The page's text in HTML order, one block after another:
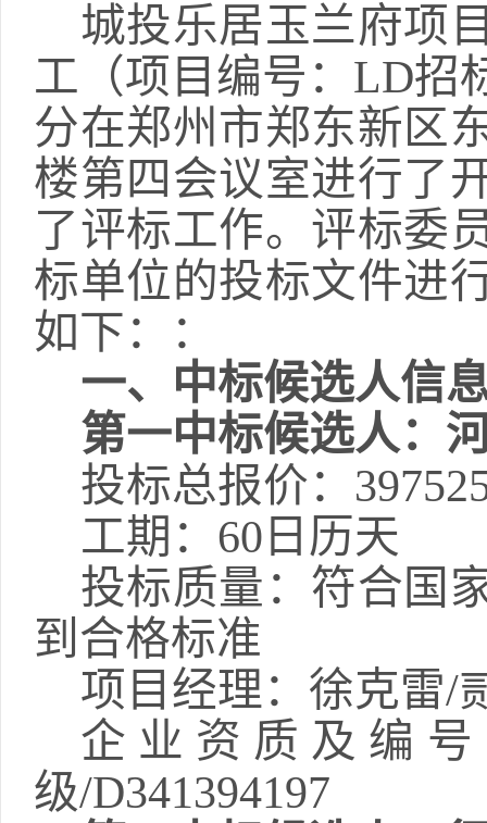
城投乐居玉兰府项
工 （项目编号： LD招
分在郑州市郑东新区
楼第四 会议室进行了
了评标工作。评标委
标单位的投标文件进
如下：：
一、中标候选人信
第一中标候选人：
投标总报价：
工期 ： 60日历天
投标质量： 符合国
到合格标准
项目经理 ： 徐克雷/
企业资质及编
级/D341394197